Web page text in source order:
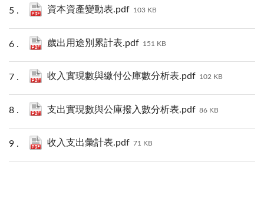
資本資產變動表.pdf 103 KB
歲出用途別累計表.pdf 151 KB
收入實現數與繳付公庫數分析表.pdf 102 KB
支出實現數與公庫撥入數分析表.pdf 86 KB
收入支出彙計表.pdf 71 KB